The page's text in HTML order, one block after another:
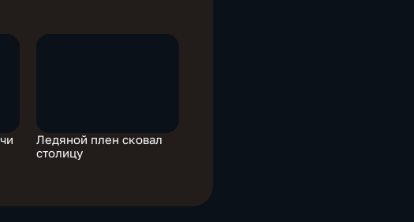
Ледяной плен сковал
столицу